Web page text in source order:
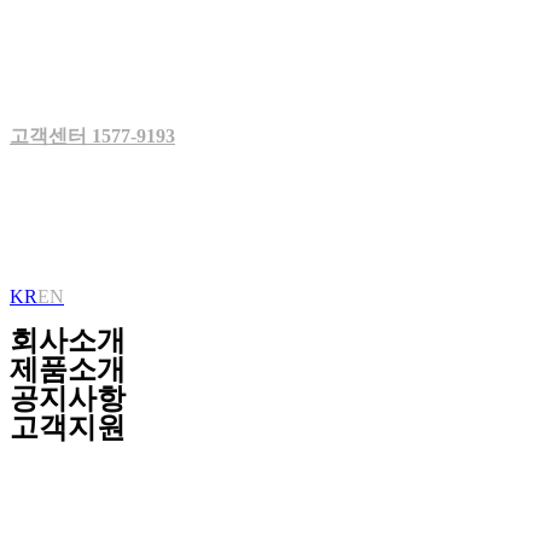
고객센터 1577-9193
KREN
회사소개
제품소개
공지사항
고객지원